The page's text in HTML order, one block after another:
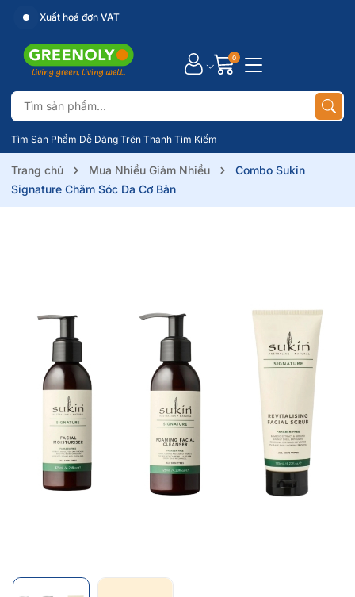
Xuất hoá đơn VAT
Tìm Sản Phẩm Dễ Dàng Trên Thanh Tìm Kiếm
0
Trang chủ Mua Nhiều Giảm Nhiều
Combo Sukin
Signature Chăm Sóc Da Cơ Bản